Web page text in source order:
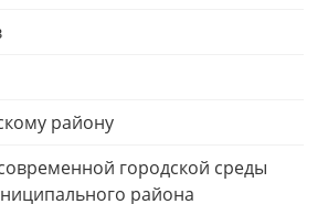
району
городской среды
района